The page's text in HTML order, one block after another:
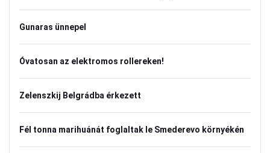
Gunaras ünnepel
Óvatosan az elektromos rollereken!
Zelenszkij Belgrádba érkezett
Fél tonna marihuánát foglaltak le Smederevo környékén